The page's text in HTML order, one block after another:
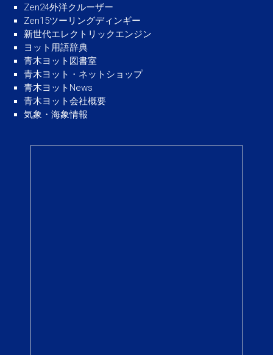
Zen24外洋クルーザー
Zen15ツーリングディンギー
新世代エレクトリックエンジン
ヨット用語辞典
青木ヨット図書室
青木ヨット・ネットショップ
青木ヨットNews
青木ヨット会社概要
気象・海象情報